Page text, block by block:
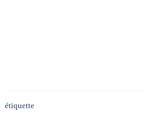
étiquette